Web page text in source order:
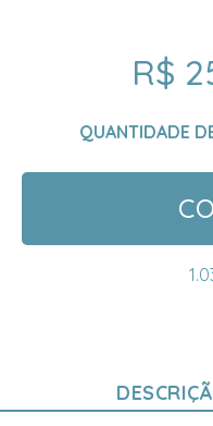
R$
QUANTIDADE